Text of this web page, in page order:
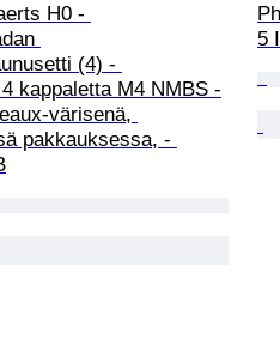
H0 -
(4) -
kappaletta M4 NMBS -
värisenä,
pakkauksessa, -
5